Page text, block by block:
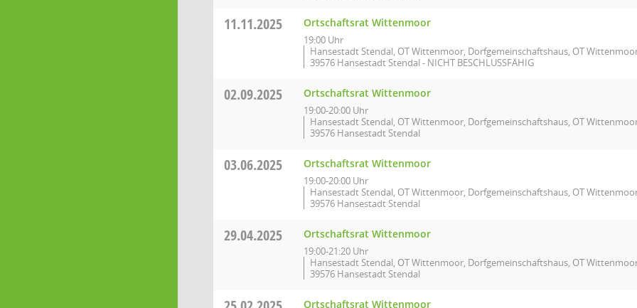
11.11.2025 Ortschaftsrat Wittenmoor
19:00 Uhr
Hansestadt Stendal, OT Wittenmoor, Dorfgemeinschaftshaus, OT
39576 Hansestadt Stendal - NICHT BESCHLUSSFÄHIG
02.09.2025 Ortschaftsrat Wittenmoor
19:00-20:00 Uhr
Hansestadt Stendal, OT Wittenmoor, Dorfgemeinschaftshaus, OT
39576 Hansestadt Stendal
03.06.2025 Ortschaftsrat Wittenmoor
19:00-20:00 Uhr
Hansestadt Stendal, OT Wittenmoor, Dorfgemeinschaftshaus, OT
39576 Hansestadt Stendal
29.04.2025 Ortschaftsrat Wittenmoor
19:00-21:20 Uhr
Hansestadt Stendal, OT Wittenmoor, Dorfgemeinschaftshaus, OT
39576 Hansestadt Stendal
Ortschaftsrat Wittenmoor